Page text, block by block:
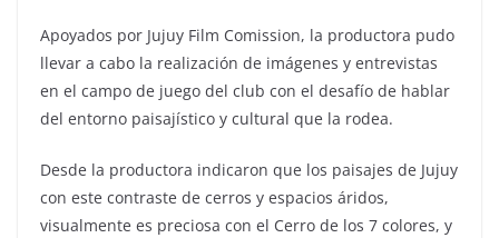
Apoyados por Jujuy Film Comission, la productora pudo
llevar a cabo la realización de imágenes y entrevistas
en el campo de juego del club con el desafío de hablar
del entorno paisajístico y cultural que la rodea.
Desde la productora indicaron que los paisajes de Jujuy
con este contraste de cerros y espacios áridos,
visualmente es preciosa con el Cerro de los 7 colores, y